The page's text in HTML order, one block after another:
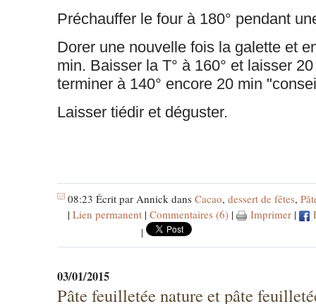
Préchauffer le four à 180° pendant
Dorer une nouvelle fois la galette et
min. Baisser la T° à 160° et laisser
terminer à 140° encore 20 min
Laisser tiédir et déguster.
08:23 Écrit par Annick dans Cacao, dessert de fêtes,
| Lien permanent | Commentaires (6) | Imprimer |
|
03/01/2015
Pâte feuilletée nature et pâte